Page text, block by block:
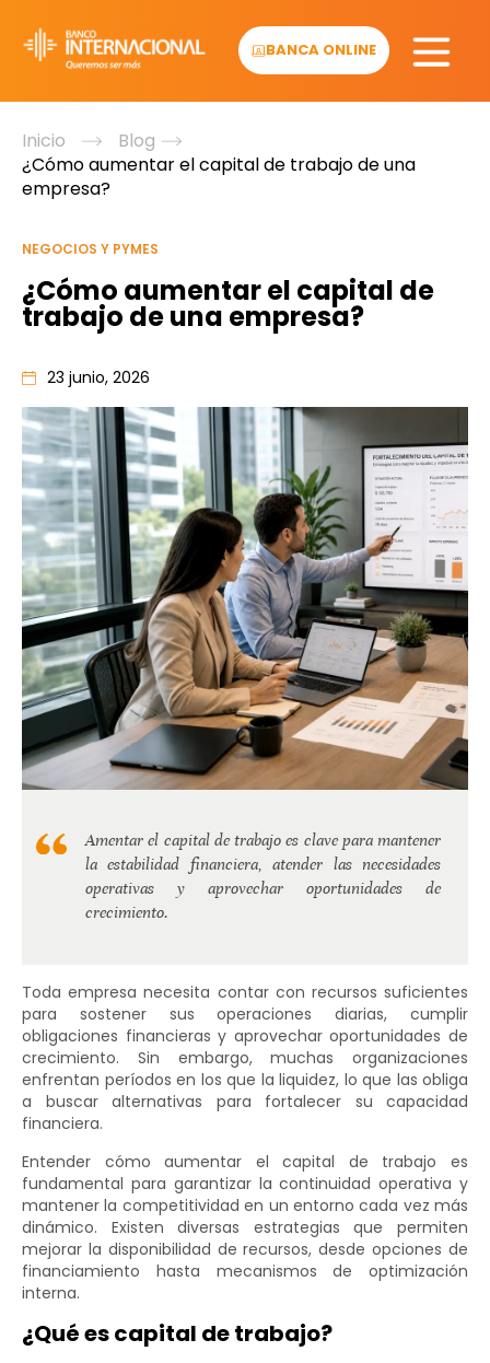
content
BANCA ONLINE
Inicio
Blog
¿Cómo aumentar el capital de trabajo de una
empresa?
NEGOCIOS Y PYMES
¿Cómo aumentar el capital de
trabajo de una empresa?
23 junio, 2026
Amentar el capital de trabajo es clave para mantener
la estabilidad financiera, atender las necesidades
operativas y aprovechar oportunidades de
crecimiento.
Toda empresa necesita contar con recursos suficientes
para sostener sus operaciones diarias, cumplir
obligaciones financieras y aprovechar oportunidades de
crecimiento. Sin embargo, muchas organizaciones
enfrentan períodos en los que la liquidez, lo que las obliga
a buscar alternativas para fortalecer su capacidad
financiera.
Entender cómo aumentar el capital de trabajo es
fundamental para garantizar la continuidad operativa y
mantener la competitividad en un entorno cada vez más
dinámico. Existen diversas estrategias que permiten
mejorar la disponibilidad de recursos, desde opciones de
financiamiento hasta mecanismos de optimización
interna.
¿Qué es capital de trabajo?